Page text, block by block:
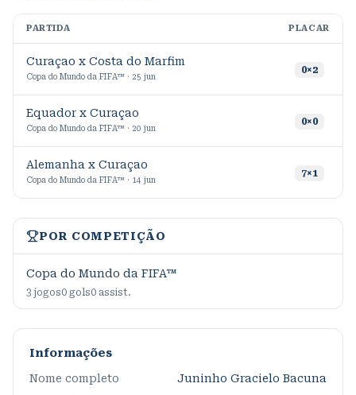
PARTIDA PLACAR
Curaçao x Costa do Marfim
Copa do Mundo da FIFA™ · 25 jun
0×2
Equador x Curaçao
Copa do Mundo da FIFA™ · 20 jun
0×0
Alemanha x Curaçao
Copa do Mundo da FIFA™ · 14 jun
7×1
POR COMPETIÇÃO
Copa do Mundo da FIFA™
3 jogos0 gols0 assist.
Informações
Nome completo
Juninho Gracielo Bacuna